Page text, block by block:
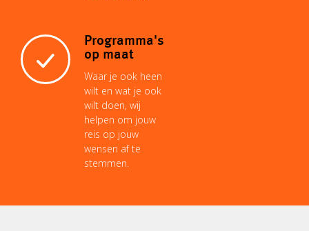
Programma's
op maat
Waar je ook heen
wilt en wat je ook
wilt doen, wij
helpen om jouw
reis op jouw
wensen af te
stemmen.